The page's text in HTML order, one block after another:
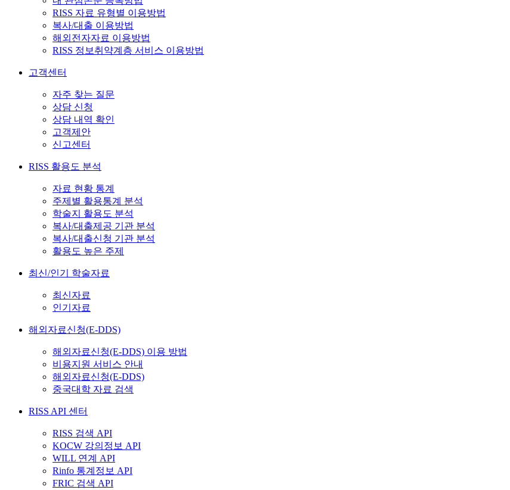
RISS 자료 유형별 이용방법
복사/대출 이용방법
해외전자자료 이용방법
RISS 정보취약계층 서비스 이용방법
고객센터
자주 찾는 질문
상담 신청
상담 내역 확인
고객제안
신고센터
RISS 활용도 분석
자료 현황 통계
주제별 활용통계 분석
학술지 활용도 분석
복사/대출제공 기관 분석
복사/대출신청 기관 분석
활용도 높은 주제
최신/인기 학술자료
최신자료
인기자료
해외자료신청(E-DDS)
해외자료신청(E-DDS) 이용 방법
비용지원 서비스 안내
해외자료신청(E-DDS)
중국대학 자료 검색
RISS API 센터
RISS 검색 API
KOCW 강의정보 API
WILL 연계 API
Rinfo 통계정보 API
FRIC 검색 API